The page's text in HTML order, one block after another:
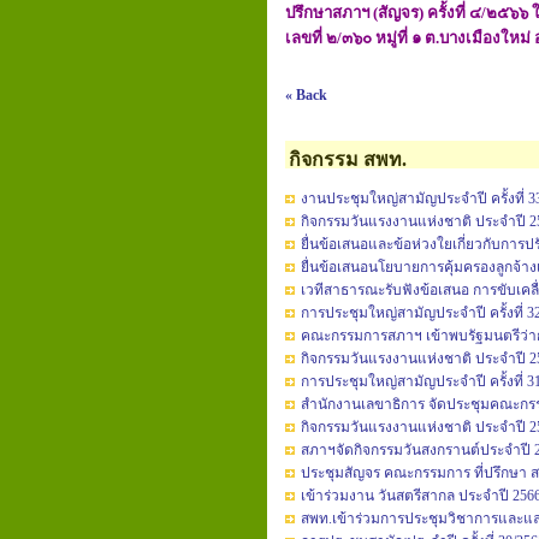
ปรึกษาสภาฯ (สัญจร) ครั้งที่ ๔/๒๕๖
เลขที่ ๒/๓๖๐ หมู่ที่ ๑ ต.บางเมืองใหม่
« Back
กิจกรรม สพท.
งานประชุมใหญ่สามัญประจำปี ครั้งที่
กิจกรรมวันแรงงานแห่งชาติ ประจำปี
ยื่นข้อเสนอและข้อห่วงใยเกี่ยวกับกา
ยื่นข้อเสนอนโยบายการคุ้มครองลูกจ้า
เวทีสาธารณะรับฟังข้อเสนอ การขับเ
การประชุมใหญ่สามัญประจำปี ครั้งที่
คณะกรรมการสภาฯ เข้าพบรัฐมนตรีว่
กิจกรรมวันแรงงานแห่งชาติ ประจำปี
การประชุมใหญ่สามัญประจำปี ครั้งที่
สำนักงานเลขาธิการ จัดประชุมคณะก
กิจกรรมวันแรงงานแห่งชาติ ประจำปี
สภาฯจัดกิจกรรมวันสงกรานต์ประจำปี
ประชุมสัญจร คณะกรรมการ ที่ปรึกษา
เข้าร่วมงาน วันสตรีสากล ประจำปี
สพท.เข้าร่วมการประชุมวิชาการและแ